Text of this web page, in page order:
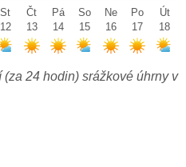
St
12
Čt
13
Pá
14
So
15
Ne
16
Po
17
Út
18
24 hodin) srážkové úhrny v